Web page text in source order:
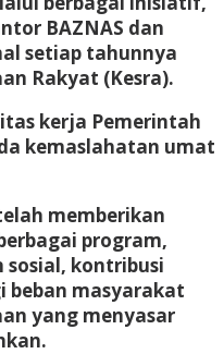
BAZNAS dan
setiap tahunnya
Rakyat (Kesra).
kerja Pemerintah
kemaslahatan umat
memberikan
program,
sosial, kontribusi
beban masyarakat
yang menyasar